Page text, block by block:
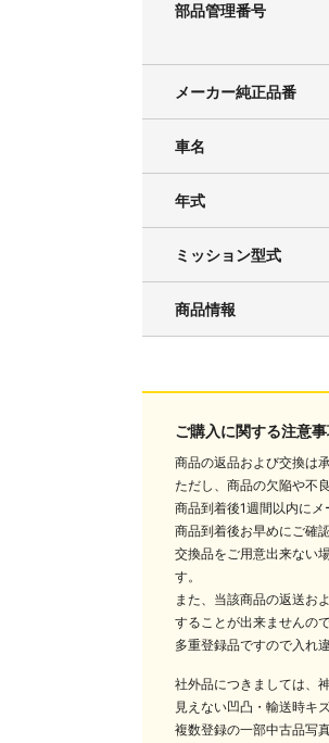
部品管理番号
メーカー純正品番
車名
年式
ミッション型式
商品情報
ご購入に関する注意
商品の返品および交換は
ただし、商品の欠陥や不
商品到着後1週間以内に
商品到着後お早めにご確
交換品をご用意出来ない
す。
また、当該商品の返送お
することが出来ませんの
多重登録品ですので入れ
社外品につきましては、
見えない凹凸・輸送時キ
複数登録の一部中古品写